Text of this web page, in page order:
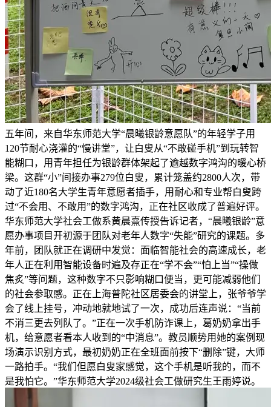
五年间，来自华东师范大学“晨曦银龄意愿队”的年轻学子用
120节耐心浇灌的“慢讲堂”，让白叟从“不敢碰手机”到玩转智
能糊口，用青年担任为银龄群体架起了逾越数字鸿沟的暖心桥
梁。这群“小”间接办事279位白叟，累计笼盖约2800人次，带
动了近180名大学生青年意愿者插手，用耐心和专业帮白叟跨
过“不会用、不敢用”的数字鸿沟，正在社区收成了普遍好评。
华东师范大学社会工做系黄晨熹传授告诉记者，“晨曦银龄”意
愿办事项目开初源于团队对老年人数字“失能”研究的课题。多
年前，团队就正在调研中发觉：面临智能社会的高速成长，老
年人正在利用智能设备时遍及存正在“学不会”“怕上当”“操做
焦炙”等问题，这种数字不只影响糊口便当，更可能减弱他们
的社会参取感。正在上海普陀社区居委会的讲堂上，张爷爷学
会了线上挂号，冲动地就地试了一次，成功后连声说：“当前
不消三更去列队了。”正在一次手机防诈课上，葛奶奶拿出手
机，给意愿者看本人收到的“中消息”。教员顺势用她的案例现
场演示识别方式，最初奶奶正在全班面前按下“删除”键，大师
一路拍手。“我们但愿白叟家感觉，这个手机是听我的，而不
是我怕它。”华东师范大学2024级社会工做研究生王雨婷说。